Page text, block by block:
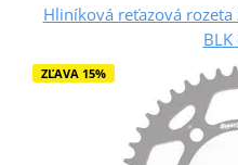
Hliníková reťazová rozeta
ZĽAVA 15%